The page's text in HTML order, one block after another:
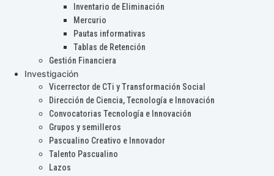
Inventario de Eliminación
Mercurio
Pautas informativas
Tablas de Retención
Gestión Financiera
Investigación
Vicerrector de CTi y Transformación Social
Dirección de Ciencia, Tecnología e Innovación
Convocatorias Tecnología e Innovación
Grupos y semilleros
Pascualino Creativo e Innovador
Talento Pascualino
Lazos